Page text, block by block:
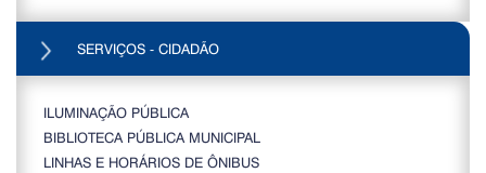
SERVIÇOS - CIDADÃO
ILUMINAÇÃO PÚBLICA
BIBLIOTECA PÚBLICA MUNICIPAL
LINHAS E HORÁRIOS DE ÔNIBUS